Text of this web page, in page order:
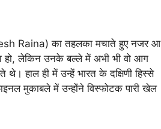
Raina) का तहलका मचाते हुए नजर आ
हो, लेकिन उनके बल्ले में अभी भी वो आग
हाल ही में उन्हें भारत के दक्षिणी हिस्से
मुकाबले में उन्होंने विस्फोटक पारी खेल